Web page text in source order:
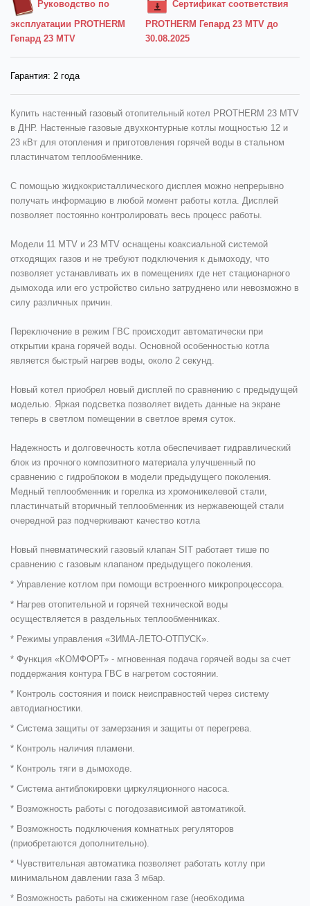
Руководство по
эксплуатации PROTHERM
Гепард 23 MТV
Сертификат соответствия
PROTHERM Гепард 23 MТV до
30.08.2025
Гарантия: 2 года
Купить настенный газовый отопительный котел PROTHERM 23 MТV
в ДНР. Настенные газовые двухконтурные котлы мощностью 12 и
23 кВт для отопления и приготовления горячей воды в стальном
пластинчатом теплообменнике.
С помощью жидкокристаллического дисплея можно непрерывно
получать информацию в любой момент работы котла. Дисплей
позволяет постоянно контролировать весь процесс работы.
Модели 11 MTV и 23 MTV оснащены коаксиальной системой
отходящих газов и не требуют подключения к дымоходу, что
позволяет устанавливать их в помещениях где нет стационарного
дымохода или его устройство сильно затруднено или невозможно в
силу различных причин.
Переключение в режим ГВС происходит автоматически при
открытии крана горячей воды. Основной особенностью котла
является быстрый нагрев воды, около 2 секунд.
Новый котел приобрел новый дисплей по сравнению с предыдущей
моделью. Яркая подсветка позволяет видеть данные на экране
теперь в светлом помещении в светлое время суток.
Надежность и долговечность котла обеспечивает гидравлический
блок из прочного композитного материала улучшенный по
сравнению с гидроблоком в модели предыдущего поколения.
Медный теплообменник и горелка из хромоникелевой стали,
пластинчатый вторичный теплообменник из нержавеющей стали
очередной раз подчеркивают качество котла
Новый пневматический газовый клапан SIT работает тише по
сравнению с газовым клапаном предыдущего поколения.
* Управление котлом при помощи встроенного микропроцессора.
* Нагрев отопительной и горячей технической воды
осуществляется в раздельных теплообменникаx.
* Режимы управления «ЗИМА-ЛЕТО-ОТПУСК».
* Функция «КОМФОРТ» - мгновенная подача горячей воды за счет
поддержания контура ГВС в нагретом состоянии.
* Контроль состояния и поиск неисправностей через систему
автодиагностики.
* Система защиты от замерзания и защиты от перегрева.
* Контроль наличия пламени.
* Контроль тяги в дымоходе.
* Система антиблокировки циркуляционного насоса.
* Возможность работы с погодозависимой автоматикой.
* Возможность подключения комнатных регуляторов
(приобретаются дополнительно).
* Чувствительная автоматика позволяет работать котлу при
минимальном давлении газа 3 мбар.
* Возможность работы на сжиженном газе (необходима